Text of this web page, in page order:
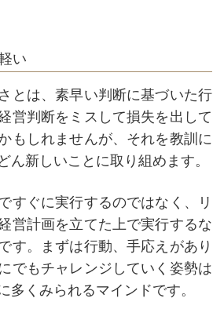
い
とは、素早い判断に基づいた行
営判断をミスして損失を出して
もしれませんが、それを教訓に
ん新しいことに取り組めます。
すぐに実行するのではなく、リ
営計画を立てた上で実行するな
す。まずは行動、手応えがあり
でもチャレンジしていく姿勢は
多くみられるマインドです。